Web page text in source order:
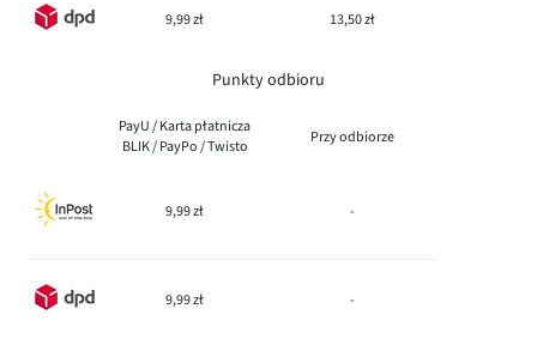
9,99 zł 13,50 zł
Punkty odbioru
PayU / Karta płatnicza
BLIK / PayPo / Twisto
Przy odbiorze
9,99 zł -
9,99 zł -